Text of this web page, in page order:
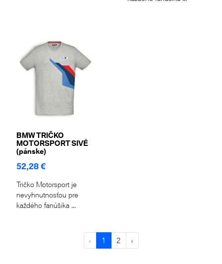
BMW TRIČKO
MOTORSPORT SIVÉ
(pánske)
52,28 €
Tričko Motorsport je
nevyhnutnosťou pre
každého fanúšika ...
‹ 1 2 ›